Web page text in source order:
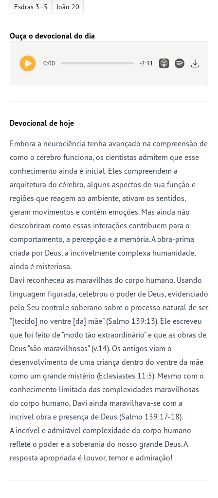
Esdras 3–5 João 20
Ouça o devocional do dia
Play Audio
0:00 -2:31 Apple Podcasts
Spotify Link
Devocional de hoje
Embora a neurociência tenha avançado na compreensão de
como o cérebro funciona, os cientistas admitem que esse
conhecimento ainda é inicial. Eles compreendem a
arquitetura do cérebro, alguns aspectos de sua função e
regiões que reagem ao ambiente, ativam os sentidos,
geram movimentos e contêm emoções. Mas ainda não
descobriram como essas interações contribuem para o
comportamento, a percepção e a memória. A obra-prima
criada por Deus, a incrivelmente complexa humanidade,
ainda é misteriosa.
Davi reconheceu as maravilhas do corpo humano. Usando
linguagem figurada, celebrou o poder de Deus, evidenciado
pelo Seu controle soberano sobre o processo natural de ser
“[tecido] no ventre [da] mãe” (Salmo 139:13). Ele escreveu
que foi feito de “modo tão extraordinário” e que as obras de
Deus “são maravilhosas” (v.14). Os antigos viam o
desenvolvimento de uma criança dentro do ventre da mãe
como um grande mistério (Eclesiastes 11:5). Mesmo com o
conhecimento limitado das complexidades maravilhosas
do corpo humano, Davi ainda maravilhava-se com a
incrível obra e presença de Deus (Salmo 139:17-18).
A incrível e admirável complexidade do corpo humano
reflete o poder e a soberania do nosso grande Deus. A
resposta apropriada é louvor, temor e admiração!